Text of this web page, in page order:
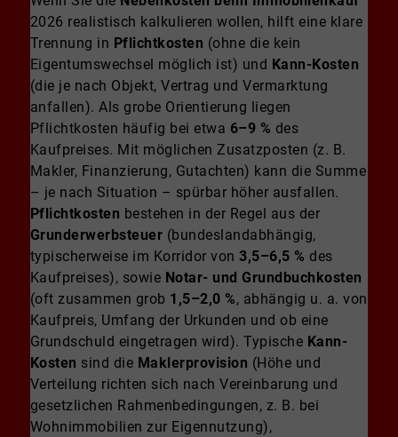
2026 realistisch kalkulieren wollen, hilft eine klare
Trennung in Pflichtkosten (ohne die kein
Eigentumswechsel möglich ist) und Kann-Kosten
(die je nach Objekt, Vertrag und Vermarktung
anfallen). Als grobe Orientierung liegen
Pflichtkosten häufig bei etwa 6–9 % des
Kaufpreises. Mit möglichen Zusatzposten (z. B.
Makler, Finanzierung, Gutachten) kann die Summe
– je nach Situation – spürbar höher ausfallen.
Pflichtkosten bestehen in der Regel aus der
Grunderwerbsteuer (bundeslandabhängig,
typischerweise im Korridor von3,5–6,5 % des
Kaufpreises), sowie Notar- und Grundbuchkosten
(oft zusammen grob 1,5–2,0 %, abhängig u. a. von
Kaufpreis, Umfang der Urkunden und ob eine
Grundschuld eingetragen wird). Typische Kann-
Kosten sind die Maklerprovision (Höhe und
Verteilung richten sich nach Vereinbarung und
gesetzlichen Rahmenbedingungen, z. B. bei
Wohnimmobilien zur Eigennutzung),